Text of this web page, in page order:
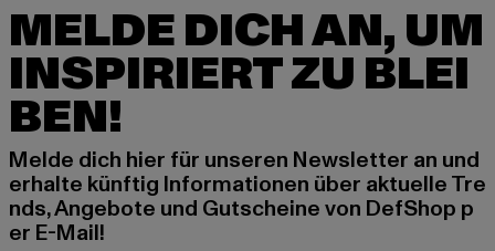
MELDE DICH AN, UM
INSPIRIERT ZU BLEI
BEN!
Melde dich hier für unseren Newsletter an und
erhalte künftig Informationen über aktuelle Tre
nds, Angebote und Gutscheine von DefShop p
er E-Mail!